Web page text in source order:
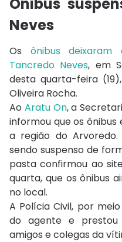
Neves
Os ônibus
Tancredo Neves, em
desta quarta-feira
Oliveira Rocha.
Ao Aratu On, a
informou que os
a região do
sendo suspenso de
pasta confirmou ao
quarta, que os ônibus
no local.
A Polícia Civil, por
do agente e prestou
amigos e colegas da